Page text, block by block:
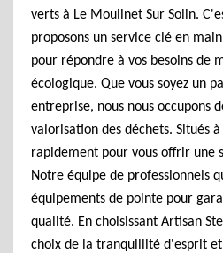
verts à Le Moulinet Sur Solin.
proposons un service clé en
pour répondre à vos besoins de
écologique. Que vous soyez un
entreprise, nous nous occupons
valorisation des déchets. Situés
rapidement pour vous offrir une
Notre équipe de professionnels
équipements de pointe pour
qualité. En choisissant Artisan
choix de la tranquillité d'esprit